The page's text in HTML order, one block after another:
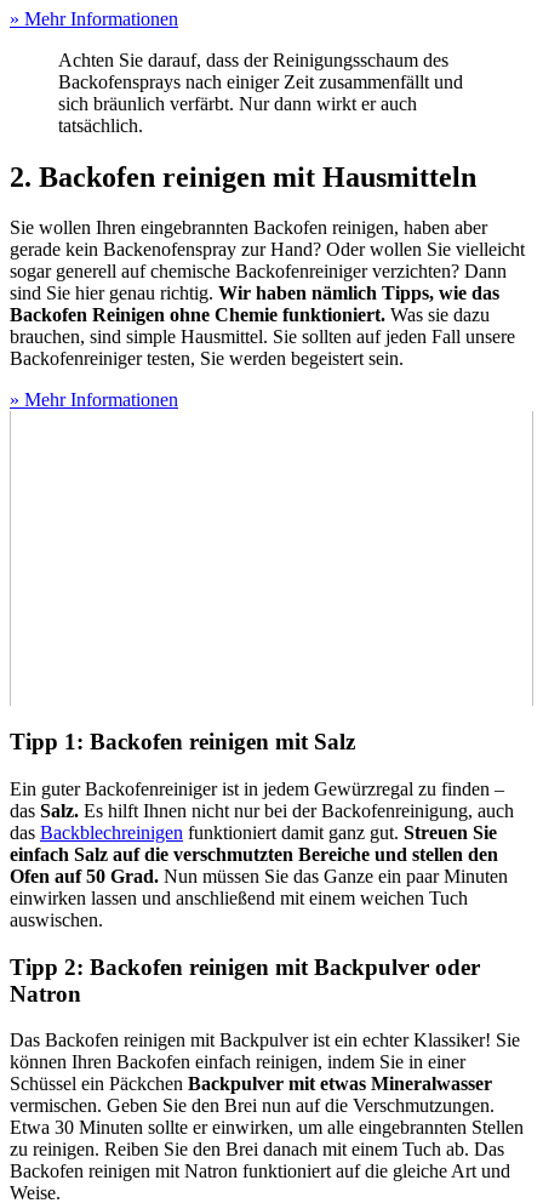
» Mehr Informationen
Achten Sie darauf, dass der Reinigungsschaum des
Backofensprays nach einiger Zeit zusammenfällt und
sich bräunlich verfärbt. Nur dann wirkt er auch
tatsächlich.
2. Backofen reinigen mit Hausmitteln
Sie wollen Ihren eingebrannten Backofen reinigen, haben aber
gerade kein Backenofenspray zur Hand? Oder wollen Sie vielleicht
sogar generell auf chemische Backofenreiniger verzichten? Dann
sind Sie hier genau richtig. Wir haben nämlich Tipps, wie das
Backofen Reinigen ohne Chemie funktioniert. Was sie dazu
brauchen, sind simple Hausmittel. Sie sollten auf jeden Fall unsere
Backofenreiniger testen, Sie werden begeistert sein.
» Mehr Informationen
Tipp 1: Backofen reinigen mit Salz
Ein guter Backofenreiniger ist in jedem Gewürzregal zu finden –
das Salz. Es hilft Ihnen nicht nur bei der Backofenreinigung, auch
das Backblechreinigen funktioniert damit ganz gut. Streuen Sie
einfach Salz auf die verschmutzten Bereiche und stellen den
Ofen auf 50 Grad. Nun müssen Sie das Ganze ein paar Minuten
einwirken lassen und anschließend mit einem weichen Tuch
auswischen.
Tipp 2: Backofen reinigen mit Backpulver oder
Natron
Das Backofen reinigen mit Backpulver ist ein echter Klassiker! Sie
können Ihren Backofen einfach reinigen, indem Sie in einer
Schüssel ein Päckchen Backpulver mit etwas Mineralwasser
vermischen. Geben Sie den Brei nun auf die Verschmutzungen.
Etwa 30 Minuten sollte er einwirken, um alle eingebrannten Stellen
zu reinigen. Reiben Sie den Brei danach mit einem Tuch ab. Das
Backofen reinigen mit Natron funktioniert auf die gleiche Art und
Weise.